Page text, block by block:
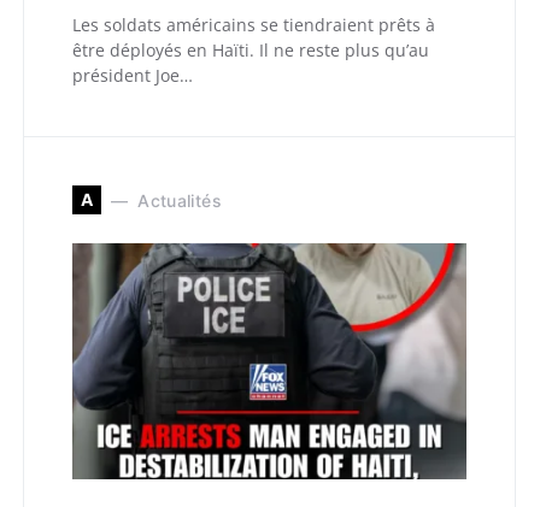
Les soldats américains se tiendraient prêts à
être déployés en Haïti. Il ne reste plus qu’au
président Joe…
A Actualités